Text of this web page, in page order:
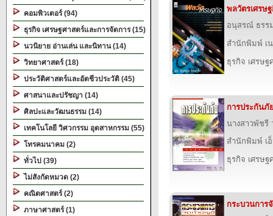
คอมพิวเตอร์ (94)
ธุรกิจ เศรษฐศาสตร์และการจัดการ (15)
นวนิยาย อ่านเล่น และนิทาน (14)
วิทยาศาสตร์ (18)
ประวัติศาสตร์และอัตชีวประวัติ (45)
ศาสนาและปรัชญา (14)
ศิลปะและวัฒนธรรม (14)
เทคโนโลยี วิศวกรรม อุตสาหกรรม (55)
โทรคมนาคม (2)
ทั่วไป (39)
ไม่สังกัดหมวด (2)
คณิตศาสตร์ (2)
ภาษาศาสตร์ (1)
พลวัตรเศรษ
อนุสรณ์ ธรร
สำนักพิมพ์ เ
ธุรกิจ เศรษฐ
การประกันภั
นางสาวพัชรี
สำนักพิมพ์ เ
ธุรกิจ เศรษฐ
กระบวนการ